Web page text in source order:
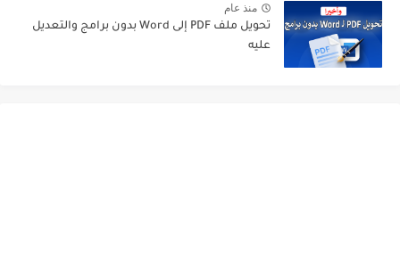
منذ عام
تحويل ملف PDF إلى Word بدون برامج والتعديل
عليه